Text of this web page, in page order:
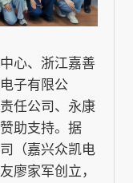
心、浙江嘉善
子有限公
任公司、永康
助支持。据
（嘉兴众凯电
廖家军创立，